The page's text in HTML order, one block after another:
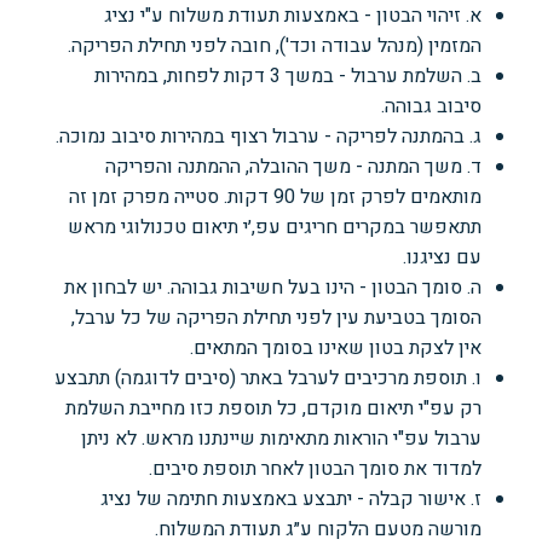
א. זיהוי הבטון - באמצעות תעודת משלוח ע"י נציג
המזמין (מנהל עבודה וכד'), חובה לפני תחילת הפריקה.
ב. השלמת ערבול - במשך 3 דקות לפחות, במהירות
סיבוב גבוהה.
ג. בהמתנה לפריקה - ערבול רצוף במהירות סיבוב נמוכה.
ד. משך המתנה - משך ההובלה, ההמתנה והפריקה
מותאמים לפרק זמן של 90 דקות. סטייה מפרק זמן זה
תתאפשר במקרים חריגים עפ,׳י תיאום טכנולוגי מראש
עם נציגנו.
ה. סומך הבטון - הינו בעל חשיבות גבוהה. יש לבחון את
הסומך בטביעת עין לפני תחילת הפריקה של כל ערבל,
אין לצקת בטון שאינו בסומך המתאים.
ו. תוספת מרכיבים לערבל באתר (סיבים לדוגמה) תתבצע
רק עפ"י תיאום מוקדם, כל תוספת כזו מחייבת השלמת
ערבול עפ"י הוראות מתאימות שיינתנו מראש. לא ניתן
למדוד את סומך הבטון לאחר תוספת סיבים.
ז. אישור קבלה - יתבצע באמצעות חתימה של נציג
מורשה מטעם הלקוח ע״ג תעודת המשלוח.